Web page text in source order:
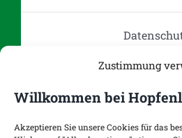
Zustimmung
Willkommen bei
Akzeptieren Sie unsere Cookies für das
Kontakt